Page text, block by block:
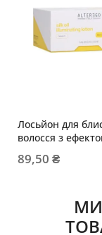
Лосьйон для
волосся з
89,50 ₴